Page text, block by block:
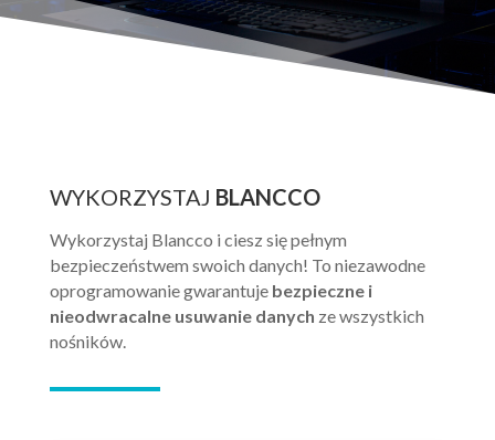
WYKORZYSTAJ BLANCCO
Wykorzystaj Blancco i ciesz się pełnym
bezpieczeństwem swoich danych! To niezawodne
oprogramowanie gwarantuje bezpieczne i
nieodwracalne usuwanie danych ze wszystkich
nośników.